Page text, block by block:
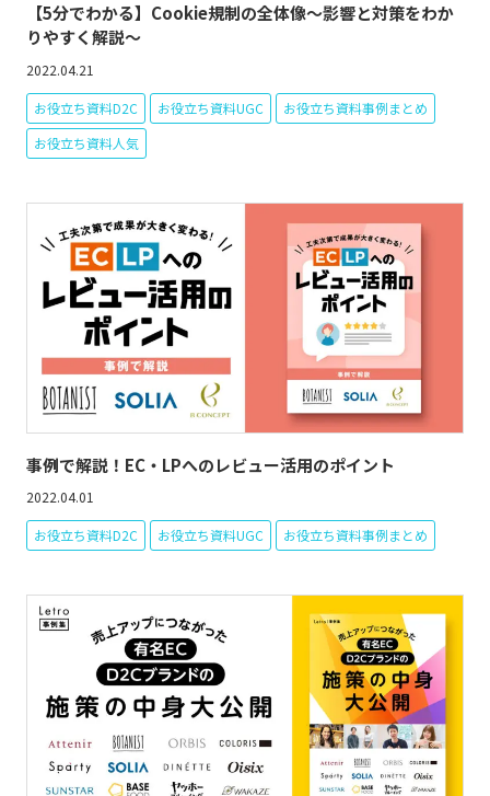
【5分でわかる】Cookie規制の全体像～影響と対策をわか
りやすく解説～
2022.04.21
お役立ち資料D2C お役立ち資料UGC
お役立ち資料事例まとめ
お役立ち資料人気
事例で解説！EC・LPへのレビュー活用のポイント
2022.04.01
お役立ち資料D2C お役立ち資料UGC お役立ち資料事例まとめ